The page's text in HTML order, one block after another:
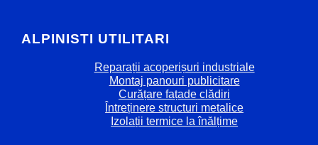
ALPINISTI UTILITARI
Reparații acoperișuri industriale
Montaj panouri publicitare
Curățare fațade clădiri
Întreținere structuri metalice
Izolații termice la înălțime